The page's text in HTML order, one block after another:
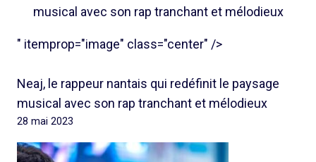
musical avec son rap tranchant et mélodieux
" itemprop="image" class="center" />
Neaj, le rappeur nantais qui redéfinit le paysage
musical avec son rap tranchant et mélodieux
28 mai 2023